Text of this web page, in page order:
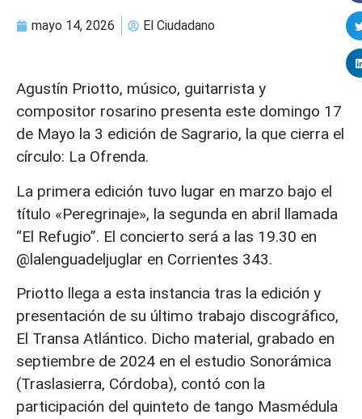
mayo 14, 2026 El Ciudadano
Agustín Priotto, músico, guitarrista y
compositor rosarino presenta este domingo 17
de Mayo la 3 edición de Sagrario, la que cierra el
círculo: La Ofrenda.
La primera edición tuvo lugar en marzo bajo el
título «Peregrinaje», la segunda en abril llamada
“El Refugio”. El concierto será a las 19.30 en
@lalenguadeljuglar en Corrientes 343.
Priotto llega a esta instancia tras la edición y
presentación de su último trabajo discográfico,
El Transa Atlántico. Dicho material, grabado en
septiembre de 2024 en el estudio Sonorámica
(Traslasierra, Córdoba), contó con la
participación del quinteto de tango Masmédula